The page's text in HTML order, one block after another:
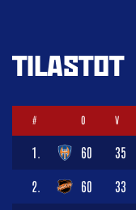
TILASTOT
# O V
1. 60 35
2. 60 33